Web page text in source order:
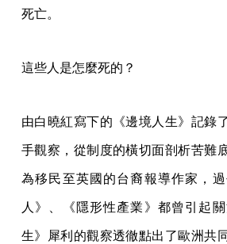
死亡。
這些人是怎麼死的？
由白曉紅寫下的《邊境人生》記錄
手觀察，從制度的橫切面剖析苦難
為移民至英國的台裔報導作家，
人》、《隱形性產業》都曾引起
生》犀利的觀察透徹點出了歐洲共